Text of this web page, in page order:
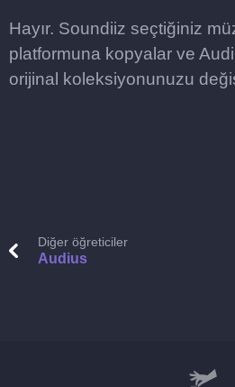
Hayır. Soundiiz seçtiğiniz
platformuna kopyalar ve
orijinal koleksiyonunuzu
Diğer öğreticiler
Audius